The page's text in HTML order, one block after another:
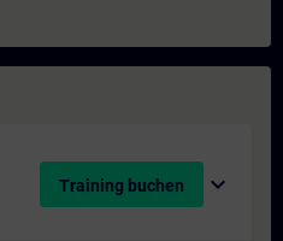
Training buchen expand_more